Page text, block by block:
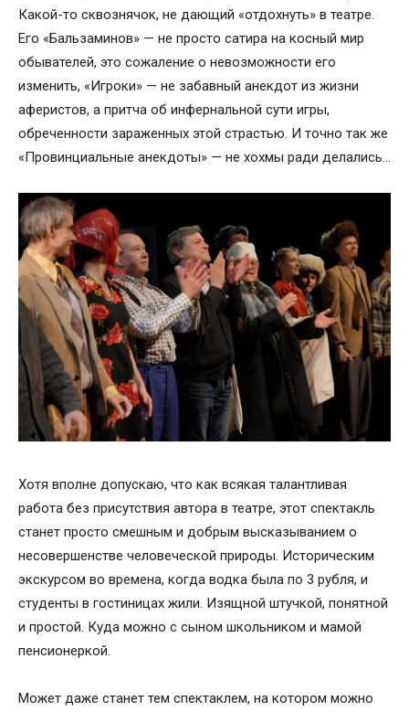
Какой-то сквознячок, не дающий «отдохнуть» в театре.
Его «Бальзаминов» — не просто сатира на косный мир
обывателей, это сожаление о невозможности его
изменить, «Игроки» — не забавный анекдот из жизни
аферистов, а притча об инфернальной сути игры,
обреченности зараженных этой страстью. И точно так же
«Провинциальные анекдоты» — не хохмы ради делались…
Хотя вполне допускаю, что как всякая талантливая
работа без присутствия автора в театре, этот спектакль
станет просто смешным и добрым высказыванием о
несовершенстве человеческой природы. Историческим
экскурсом во времена, когда водка была по 3 рубля, и
студенты в гостиницах жили. Изящной штучкой, понятной
и простой. Куда можно с сыном школьником и мамой
пенсионеркой.
Может даже станет тем спектаклем, на котором можно